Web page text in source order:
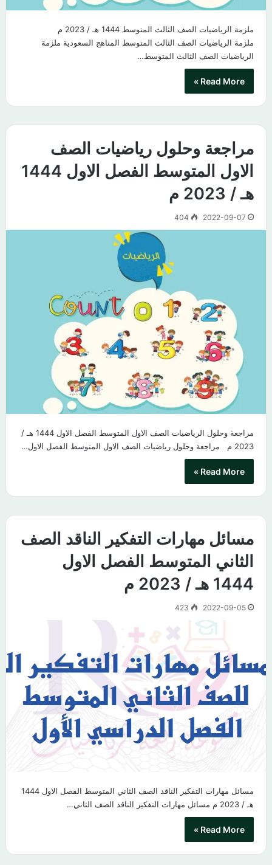
ملزمة الرياضيات الصف الثالث المتوسط 1444 هـ / 2023 م​
ملزمة الرياضيات الصف الثالث المتوسط المناهج السعودية ملزمة
الرياضيات الصف الثالث المتوسط…
Read More »
مراجعة وحلول رياضيات الصف
الاول المتوسط الفصل الاول 1444
هـ / 2023 م
2022-09-07
404
مراجعة وحلول الرياضيات الصف الاول المتوسط الفصل الاول 1444 هـ /
2023 م مراجعة وحلول رياضيات الصف الاول المتوسط الفصل الاول…
Read More »
مسائل مهارات التفكير الناقد الصف
الثاني المتوسط الفصل الاول
1444 هـ / 2023 م
2022-09-05
423
مسائل مهارات التفكير الناقد الصف الثاني المتوسط الفصل الاول 1444
هـ / 2023 م مسائل مهارات التفكير الناقد الصف الثاني…
Read More »